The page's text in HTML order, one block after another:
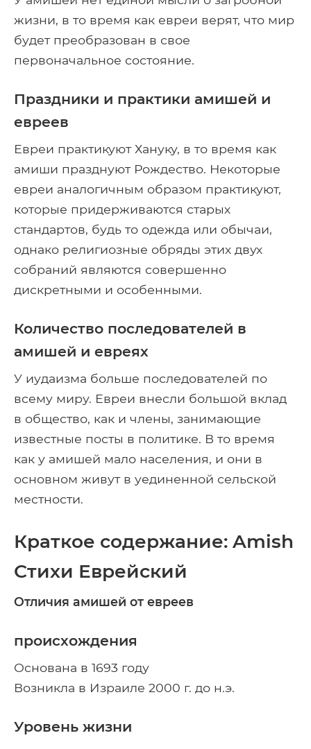
жизни, в то время как евреи верят, что мир
будет преобразован в свое
первоначальное состояние.
Праздники и практики амишей и
евреев
Евреи практикуют Хануку, в то время как
амиши празднуют Рождество. Некоторые
евреи аналогичным образом практикуют,
которые придерживаются старых
стандартов, будь то одежда или обычаи,
однако религиозные обряды этих двух
собраний являются совершенно
дискретными и особенными.
Количество последователей в
амишей и евреях
У иудаизма больше последователей по
всему миру. Евреи внесли большой вклад
в общество, как и члены, занимающие
известные посты в политике. В то время
как у амишей мало населения, и они в
основном живут в уединенной сельской
местности.
Краткое содержание: Amish
Стихи Еврейский
Отличия амишей от евреев
происхождения
Основана в 1693 году
Возникла в Израиле 2000 г. до н.э.
Уровень жизни